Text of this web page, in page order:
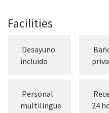
Facilities
Desayuno
incluido
Personal
multilingüe
24